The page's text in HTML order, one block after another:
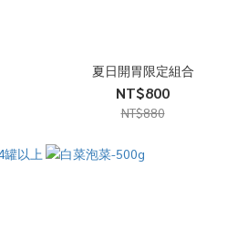
夏日開胃限定組合
NT$800
NT$880